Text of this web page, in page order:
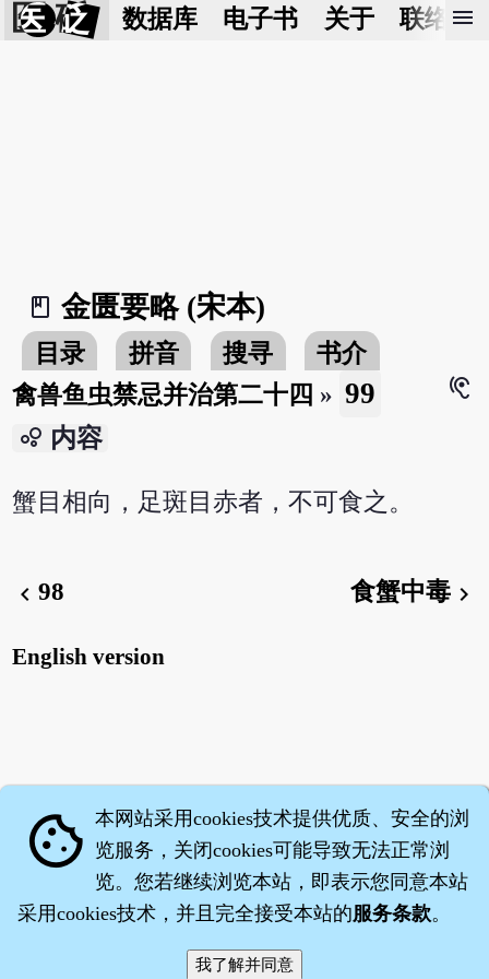
医 砭 数据库 电子书 关于 联络我
menu
book_2
金匮要略 (宋本)
目录 拼音 搜寻
书介
禽兽鱼虫禁忌并治第二十四 » 99
hearing
bubble_chart 内容
蟹目相向，足斑目赤者，不可食之。
chevron_left98 食蟹中毒chevron_right
English version
·沈药子©2008～2026
cookie 本网站采用cookies技术提供优质、安全的浏
览服务，关闭cookies可能导致无法正常浏
览。您若继续浏览本站，即表示您同意本站
采用cookies技术，并且完全接受本站的服务条款。